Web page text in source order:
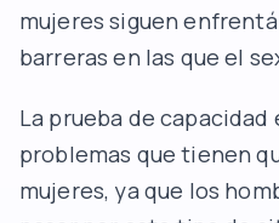
mujeres siguen
barreras en las que el
La prueba de capacidad
problemas que tienen
mujeres, ya que los